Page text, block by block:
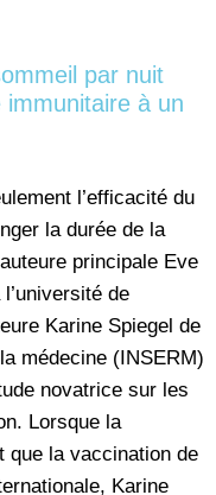
par nuit
à un
l’efficacité du
la durée de la
principale Eve
de
Karine Spiegel de
médecine (INSERM)
novatrice sur les
Lorsque la
que la vaccination de
Karine